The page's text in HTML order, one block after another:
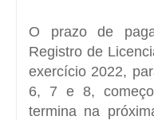
O prazo de
Registro de
exercício 2022,
6, 7 e 8,
termina na